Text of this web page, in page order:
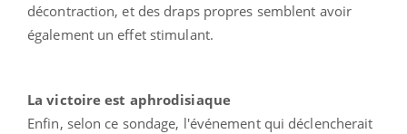
décontraction, et des draps propres semblent avoir
également un effet stimulant.
La victoire est aphrodisiaque
Enfin, selon ce sondage, l'événement qui déclencherait